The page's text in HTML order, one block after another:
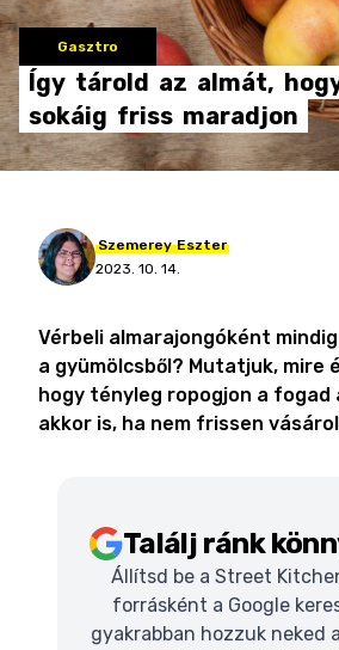
Gasztro
Így tárold az almát,
sokáig friss maradjon
Szemerey Eszter
2023. 10. 14.
Vérbeli almarajongóként
a gyümölcsből? Mutatjuk, mire
hogy tényleg ropogjon a fogad
akkor is, ha nem frissen
Találj ránk
Állítsd be a Street
forrásként a Google
gyakrabban hozzuk neked